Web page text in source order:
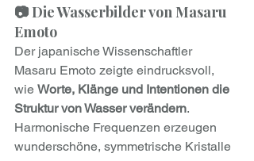
📷 Die Wasserbilder von Masaru
Emoto
Der japanische Wissenschaftler
Masaru Emoto zeigte eindrucksvoll,
wie Worte, Klänge und Intentionen die
Struktur von Wasser verändern.
Harmonische Frequenzen erzeugen
wunderschöne, symmetrische Kristalle